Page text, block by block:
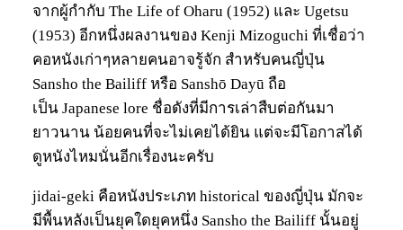
จากผู้กำกับ The Life of Oharu (1952) และ Ugetsu
(1953) อีกหนึ่งผลงานของ Kenji Mizoguchi ที่เชื่อว่า
คอหนังเก่าๆหลายคนอาจรู้จัก สำหรับคนญี่ปุ่น
Sansho the Bailiff หรือ Sanshō Dayū ถือ
เป็น Japanese lore ชื่อดังที่มีการเล่าสืบต่อกันมา
ยาวนาน น้อยคนที่จะไม่เคยได้ยิน แต่จะมีโอกาสได้
ดูหนังไหมนั่นอีกเรื่องนะครับ
jidai-geki คือหนังประเภท historical ของญี่ปุ่น มักจะ
มีพื้นหลังเป็นยุคใดยุคหนึ่ง Sansho the Bailiff นั้นอยู่